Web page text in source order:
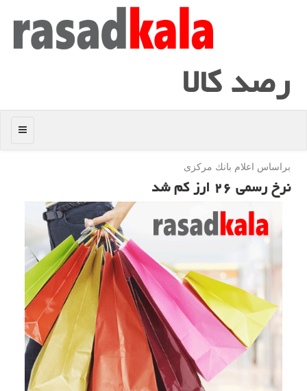
رصد كالا
منو
براساس اعلام بانك مركزی
نرخ رسمی ۲۶ ارز كم شد